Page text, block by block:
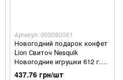
Артикул: 000080061
Новогодний подарок конфет
Lion Свиточ Nesquik
Новогодние игрушки 612 г.
(8445291469891)
437.76 грн/шт